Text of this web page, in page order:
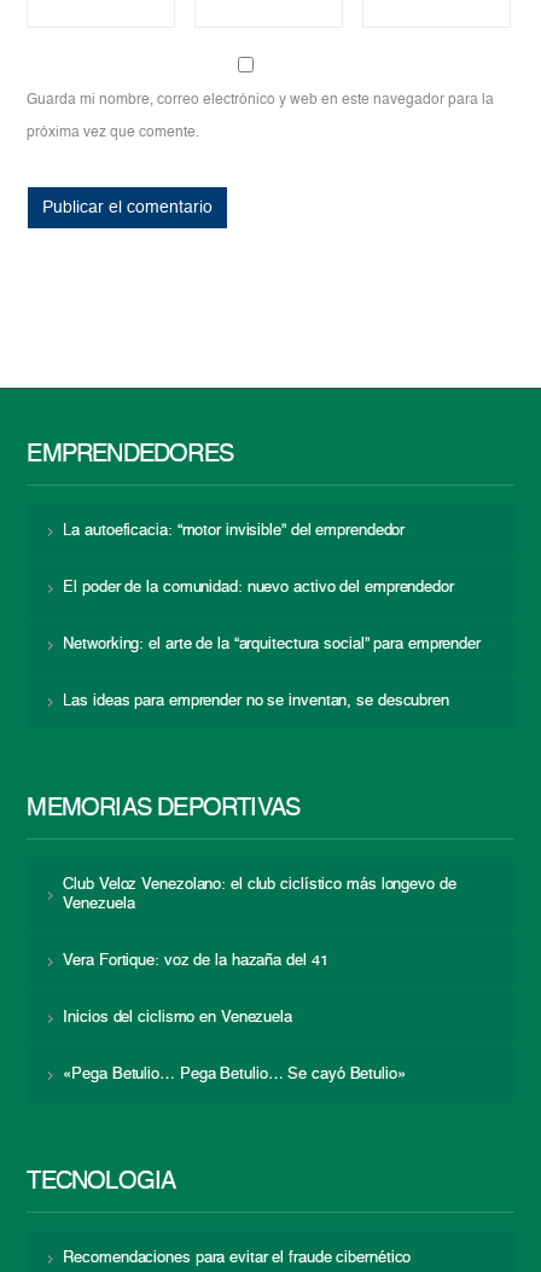
Guarda mi nombre, correo electrónico y web en este navegador para la
próxima vez que comente.
EMPRENDEDORES
La autoeficacia: “motor invisible” del emprendedor
El poder de la comunidad: nuevo activo del emprendedor
Networking: el arte de la “arquitectura social” para emprender
Las ideas para emprender no se inventan, se descubren
MEMORIAS DEPORTIVAS
Club Veloz Venezolano: el club ciclístico más longevo de
Venezuela
Vera Fortique: voz de la hazaña del 41
Inicios del ciclismo en Venezuela
«Pega Betulio… Pega Betulio… Se cayó Betulio»
TECNOLOGÍA
Recomendaciones para evitar el fraude cibernético